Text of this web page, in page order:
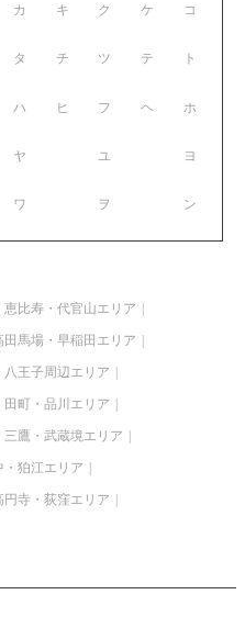
カ キ ク ケ コ
タ チ ツ テ ト
ハ ヒ フ ヘ ホ
ヤ ユ ヨ
ワ ヲ ン
恵比寿・代官山エリア
田馬場・早稲田エリア
八王子周辺エリア
田町・品川エリア
三鷹・武蔵境エリア
・狛江エリア
円寺・荻窪エリア